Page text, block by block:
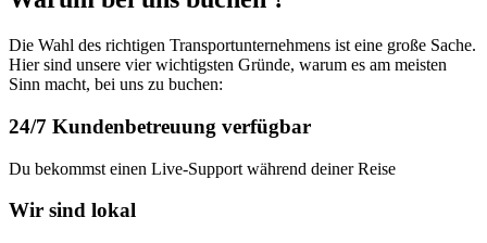
Die Wahl des richtigen Transportunternehmens ist eine große Sache.
Hier sind unsere vier wichtigsten Gründe, warum es am meisten
Sinn macht, bei uns zu buchen:
24/7 Kundenbetreuung verfügbar
Du bekommst einen Live-Support während deiner Reise
Wir sind lokal